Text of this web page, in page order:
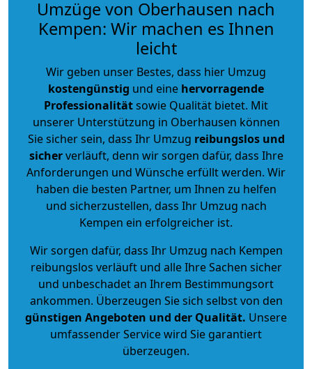
Umzüge von Oberhausen nach
Kempen: Wir machen es Ihnen
leicht
Wir geben unser Bestes, dass hier Umzug
kostengünstig und eine hervorragende
Professionalitätsowie Qualität bietet. Mit
unserer Unterstützung in Oberhausen können
Sie sicher sein, dass Ihr Umzug reibungslos und
sicherverläuft, denn wir sorgen dafür, dass Ihre
Anforderungen und Wünsche erfüllt werden. Wir
haben die besten Partner, um Ihnen zu helfen
und sicherzustellen, dass Ihr Umzug nach
Kempen ein erfolgreicher ist.
Wir sorgen dafür, dass Ihr Umzug nach Kempen
reibungslos verläuft und alle Ihre Sachen sicher
und unbeschadet an Ihrem Bestimmungsort
ankommen. Überzeugen Sie sich selbst von den
günstigen Angeboten und der Qualität. Unsere
umfassender Service wird Sie garantiert
überzeugen.